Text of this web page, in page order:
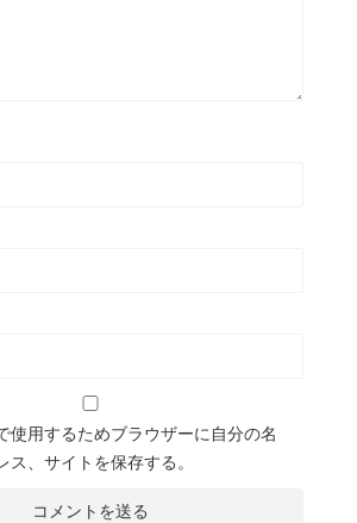
使用するためブラウザーに自分の名
ス、サイトを保存する。